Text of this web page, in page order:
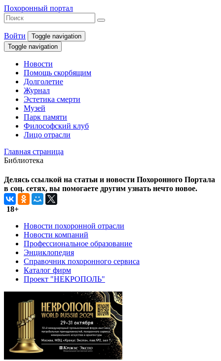
Похоронный портал
Войти
Toggle navigation
Toggle navigation
Новости
Помощь скорбящим
Долголетие
Журнал
Эстетика смерти
Музей
Парк памяти
Философский клуб
Лицо отрасли
Главная страница
Библиотека
Делясь ссылкой на статьи и новости Похоронного Портала
в соц. сетях, вы помогаете другим узнать нечто новое.
18+
Новости похоронной отрасли
Новости компаний
Профессиональное образование
Энциклопедия
Справочник похоронного сервиса
Каталог фирм
Проект "НЕКРОПОЛЬ"